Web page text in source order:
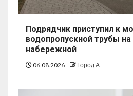
Подрядчик приступил к
водопропускной трубы на
набережной
06.08.2026 Город А